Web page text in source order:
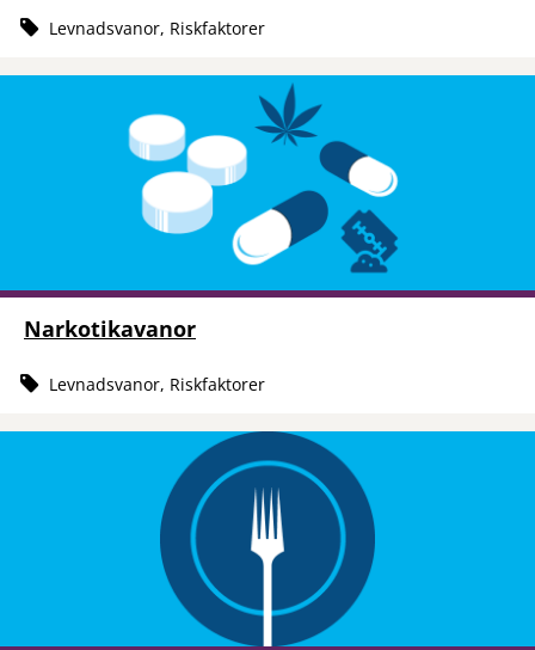
Levnadsvanor, Riskfaktorer
Narkotikavanor
Levnadsvanor, Riskfaktorer